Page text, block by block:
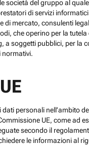
società del gruppo al
di servizi
mercato, consulenti
che operino per la
soggetti pubblici, per la
normativi.
personali nell’ambito
UE, come ad
secondo il
le informazioni al